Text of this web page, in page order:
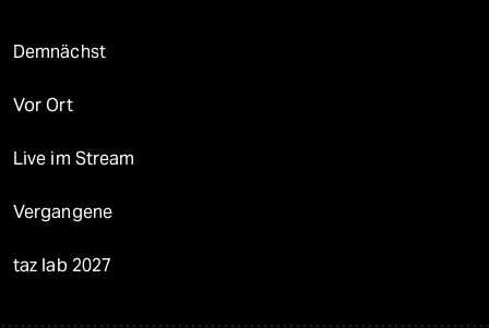
Demnächst
Vor Ort
Live im Stream
Vergangene
taz lab 2027